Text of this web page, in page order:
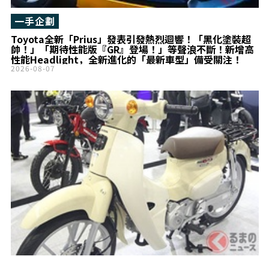
Toyota全新「Prius」發表引發熱烈迴響！「黑化塗裝超
帥！」「期待性能版『GR』登場！」等聲浪不斷！新增高
性能Headlight，全新進化的「最新車型」備受關注！
一手企劃
2026-08-07